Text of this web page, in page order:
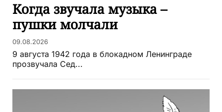
Когда звучала музыка –
пушки молчали
09.08.2026
9 августа 1942 года в блокадном Ленинграде
прозвучала Сед...